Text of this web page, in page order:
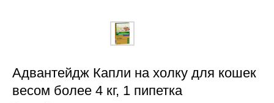
Адвантейдж Капли на холку для кошек
весом более 4 кг, 1 пипетка